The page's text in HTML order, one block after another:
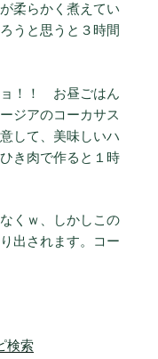
柔らかく煮えてい
うと思うと３時間
ョ！！ お昼ごはん
ジアのコーカサス
して、美味しいハ
き肉で作ると１時
くｗ、しかしこの
出されます。コー
検索